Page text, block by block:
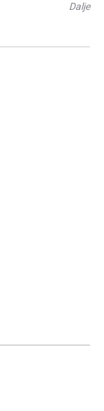
Dalje